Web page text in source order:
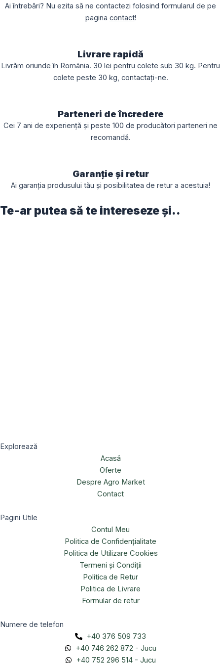
Ai întrebări? Nu ezita să ne contactezi folosind formularul de pe
pagina contact!
Livrare rapidă
Livrăm oriunde în România. 30 lei pentru colete sub 30 kg. Pentru
colete peste 30 kg, contactați-ne.
Parteneri de încredere
Cei 7 ani de experiență și peste 100 de producători parteneri ne
recomandă.
Garanție și retur
Ai garanția produsului tău și posibilitatea de retur a acestuia!
Te-ar putea să te intereseze și..
Explorează
Acasă
Oferte
Despre Agro Market
Contact
Pagini Utile
Contul Meu
Politica de Confidențialitate
Politica de Utilizare Cookies
Termeni și Condiții
Politica de Retur
Politica de Livrare
Formular de retur
Numere de telefon
+40 376 509 733
+40 746 262 872 - Jucu
+40 752 296 514 - Jucu